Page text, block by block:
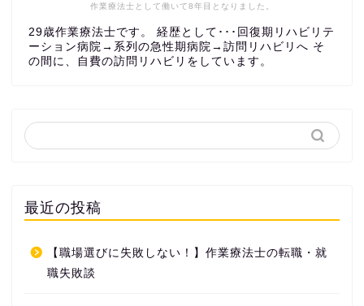
作業療法士として働いて8年目となりました。
29歳作業療法士です。 経歴として･･･回復期リハビリテ
ーション病院→系列の急性期病院→訪問リハビリへ そ
の間に、自費の訪問リハビリをしています。
最近の投稿
【職場選びに失敗しない！】作業療法士の転職・就
職失敗談